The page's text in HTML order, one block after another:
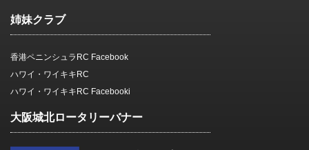
姉妹クラブ
香港ペニンシュラRC Facebook
ハワイ・ワイキキRC
ハワイ・ワイキキRC Facebooki
大阪城北ロータリーバナー